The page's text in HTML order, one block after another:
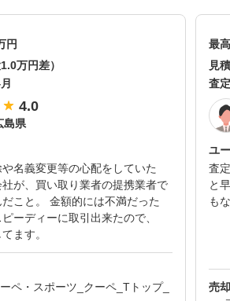
円
万円差）
4.0
島県
名義変更等の心配をしていた
が、買い取り業者の提携業者で
こと。 金額的には不満だった
ーディーに取引出来たので、
ます。
ペ・スポーツ_クーペ_Tトップ_
最
見
査
ユ
査
と
も
売